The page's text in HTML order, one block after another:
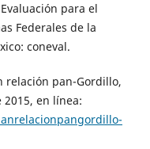
para el
Federales de la
coneval.
relación pan-Gordillo,
en línea: